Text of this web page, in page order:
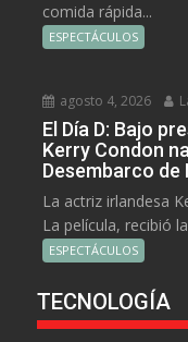
comida rápida...
ESPECTÁCULOS
agosto 4, 2026
El Día D: Bajo
Kerry Condon
Desembarco de
La actriz irlandesa
La película, recibió
ESPECTÁCULOS
TECNOLOGÍA